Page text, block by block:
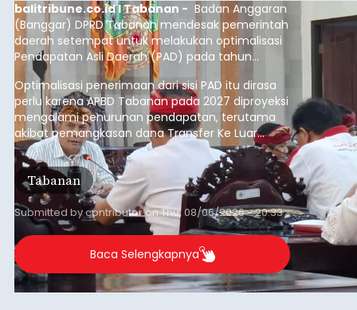
balitribune.co.id I Tabanan - Badan Anggaran
(Banggar) DPRD Tabanan mendesak pemerintah
daerah setempat untuk melakukan optimalisasi
Pendapatan Asli Daerah (PAD) pada tahun
anggaran 2027.
Optimalisasi penerimaan dari sisi PAD itu dirasa
perlu karena APBD Tabanan pada 2027 diproyeksi
mengalami penurunan pendapatan, terutama
akibat pemangkasan dana Transfer Ke Luar
Daerah (TKD) dari pemerintah pusat.
Tabanan
Submitted bycontributoronThu, 08/06/2026 - 20:33
Baca Selengkapnya